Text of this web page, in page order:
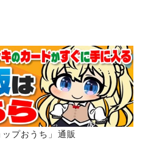
ップおうち」通販